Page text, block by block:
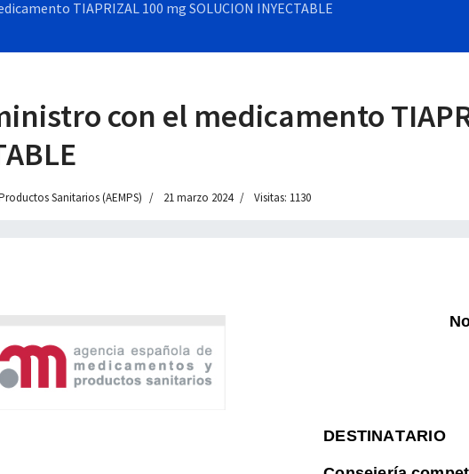
TIAPRIZAL 100 mg SOLUCION INYECTABLE
con el medicamento
Sanitarios (AEMPS) 21 marzo 2024 Visitas: 1130